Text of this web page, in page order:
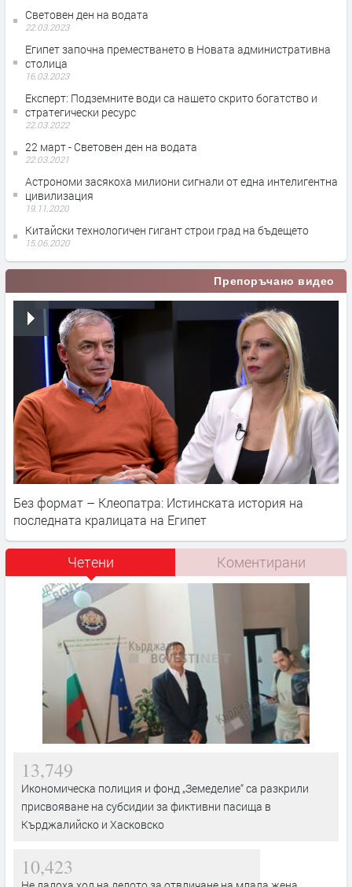
Световен ден на водата
22.03.2023
Египет започна преместването в Новата административна
столица
16.03.2023
Експерт: Подземните води са нашето скрито богатство и
стратегически ресурс
22.03.2022
22 март - Световен ден на водата
22.03.2021
Астрономи засякоха милиони сигнали от една интелигентна
цивилизация
19.11.2020
Китайски технологичен гигант строи град на бъдещето
15.06.2020
Препоръчано видео
Без формат – Клеопатра: Истинската история на
последната кралицата на Египет
Четени Коментирани
13,749
Икономическа полиция и фонд „Земеделие“ са разкрили
присвояване на субсидии за фиктивни пасища в
Кърджалийско и Хасковско
10,423